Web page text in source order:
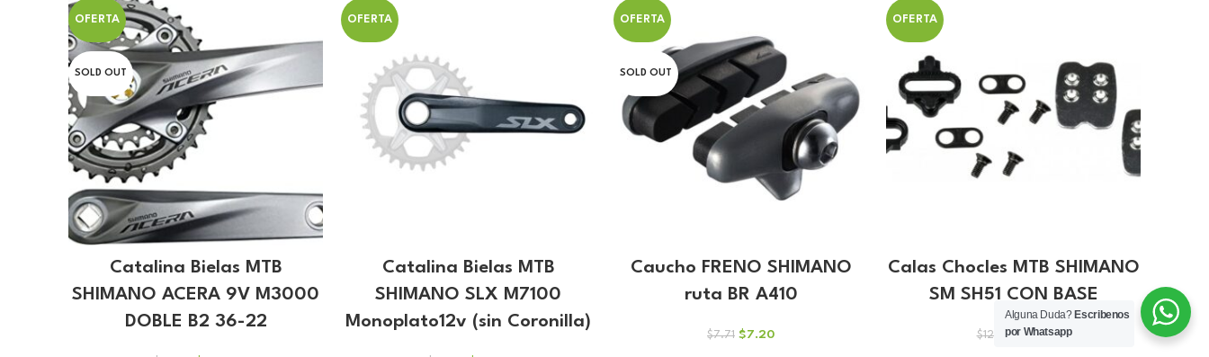
OFERTA
SOLD OUT
Catalina Bielas MTB
SHIMANO ACERA 9V M3000
DOBLE B2 36-22
OFERTA
Catalina Bielas MTB
SHIMANO SLX M7100
Monoplato12v (sin Coronilla)
OFERTA
SOLD OUT
Caucho FRENO SHIMANO
ruta BR A410
$7.71 El
$7.20El
OFERTA
Calas Chocles MTB SHIMANO
SM SH51 CON BASE
$12.45 El
$ 11.65El
Alguna Duda? Escribenos
por Whatsapp